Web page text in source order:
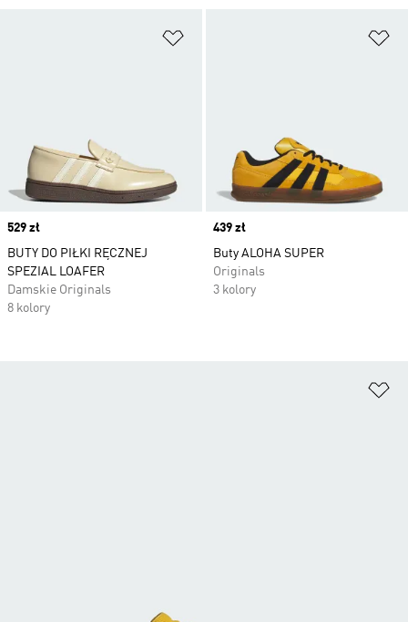
Price
529 zł
BUTY DO PIŁKI RĘCZNEJ
SPEZIAL LOAFER
Damskie Originals
8 kolory
Price
439 zł
Buty ALOHA SUPER
Originals
3 kolory